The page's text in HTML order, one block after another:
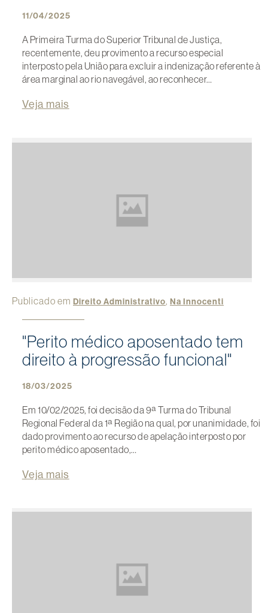
11/04/2025
A Primeira Turma do Superior Tribunal de Justiça,
recentemente, deu provimento a recurso especial
interposto pela União para excluir a indenização referente à
área marginal ao rio navegável, ao reconhecer…
Veja mais
Publicado em Direito Administrativo, Na Innocenti
"Perito médico aposentado tem
direito à progressão funcional"
18/03/2025
Em 10/02/2025, foi decisão da 9ª Turma do Tribunal
Regional Federal da 1ª Região na qual, por unanimidade, foi
dado provimento ao recurso de apelação interposto por
perito médico aposentado,…
Veja mais